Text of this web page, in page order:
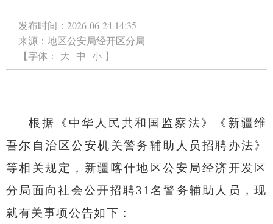
发布时间： 2026-06-24 14:35
来源： 地区公安局经开区分局
【字体：
大 中 小 】
根据《中华人民共和国监察法》《新疆维
吾尔自治区公安机关警务辅助人员招聘办法》
等相关规定，新疆喀什地区公安局经济开发区
分局面向社会公开招聘31 名警务辅助人员，现
就有关事项公告如下：